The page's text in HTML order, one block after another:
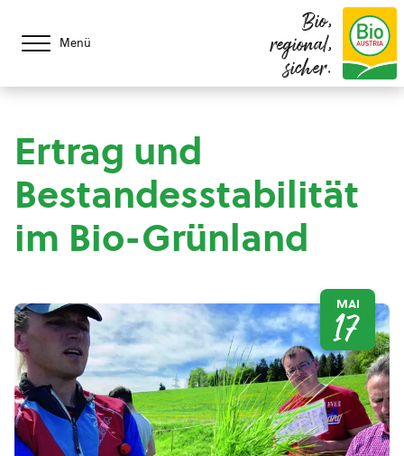
Menü
Bio,
regional,
sicher.
Ertrag und
Bestandesstabilität
im Bio-Grünland
MAI
17